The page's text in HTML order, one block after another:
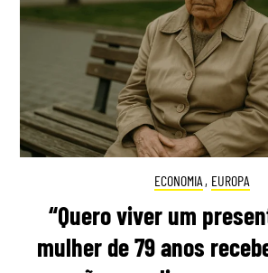
ECONOMIA , EUROPA
“Quero viver um
mulher de 79 anos